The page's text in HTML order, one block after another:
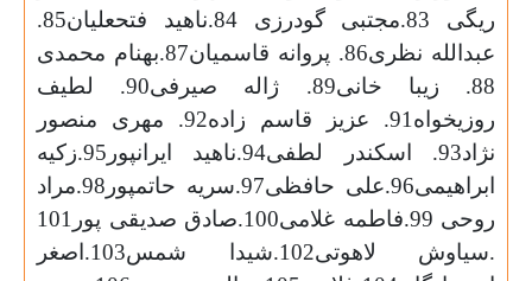
ریگی 83.مجتبی گودرزی 84.ناهید فتحعلیان85.
عبدالله نظری86. پروانه قاسمیان87.بهنام محمدی
88. زیبا خانی89. ژاله صیرفی90. لطیف
روزیخواه91. عزیز قاسم زاده92. مهری منصور
نژاد93. اسکندر لطفی94.ناهید ایرانپور95.زکیه
ابراهیمی96.علی حافظی97.سریه حاتمپور98.مراد
روحی 99.فاطمه غلامی100.صادق صدیقی پور101
.سیاوش لاهوتی102.شیدا شمس103.اصغر